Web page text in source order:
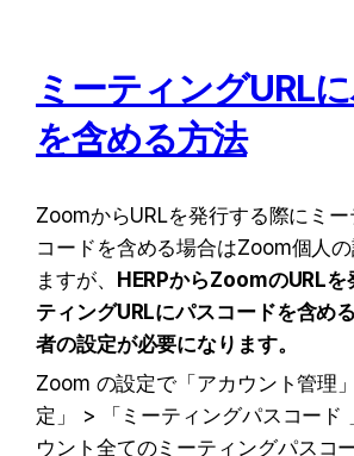
ミーティングURL
を含める方法
ZoomからURLを発行する際にミ
コードを含める場合はZoom個人
ますが、
HERPからZoomのURL
ティングURLにパスコードを含め
者の設定が必要になります。
Zoom の設定で「アカウント管理
定」 > 「ミーティングパスコード
ウント全てのミーティングパスコ